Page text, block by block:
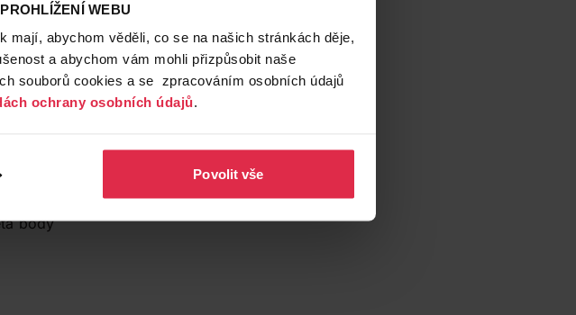
WEBU
mají, abychom věděli, co se na našich stránkách děje,
a abychom vám mohli přizpůsobit naše
souborů cookies a se zpracováním osobních údajů
ochrany osobních údajů.
Povolit vše
734 176 621 3053@drogerieteta.cz
body